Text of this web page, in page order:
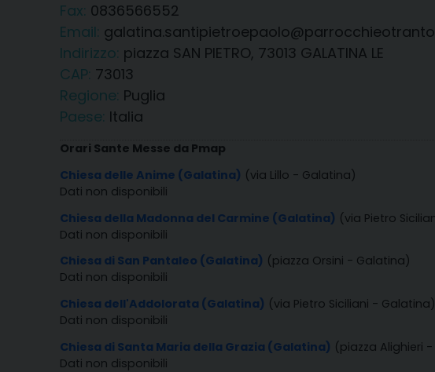
Fax: 0836566552
Email:
Indirizzo: piazza SAN PIETRO, 73013 GALATINA LE
CAP: 73013
Regione: Puglia
Paese: Italia
Orari Sante Messe da Pmap
Chiesa delle Anime (Galatina) (via Lillo - Galatina)
Dati non disponibili
Chiesa della Madonna del Carmine (Galatina) (via Pietro
Dati non disponibili
Chiesa di San Pantaleo (Galatina) (piazza Orsini - Galatina)
Dati non disponibili
Chiesa dell'Addolorata (Galatina) (via Pietro Siciliani - Galatina)
Dati non disponibili
Chiesa di Santa Maria della Grazia (Galatina) (piazza Alighieri
Dati non disponibili